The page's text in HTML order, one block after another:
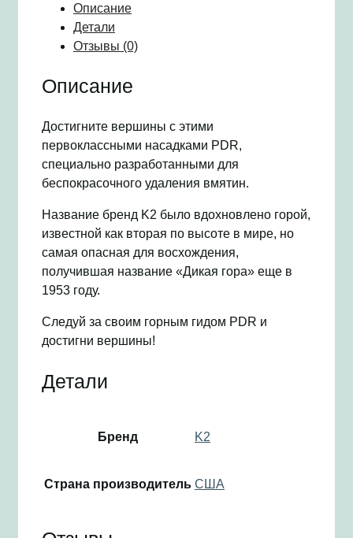
Описание
Детали
Отзывы (0)
Описание
Достигните вершины с этими
первоклассными насадками PDR,
специально разработанными для
беспокрасочного удаления вмятин.
Название бренд K2 было вдохновлено горой,
известной как вторая по высоте в мире, но
самая опасная для восхождения,
получившая название «Дикая гора» еще в
1953 году.
Следуй за своим горным гидом PDR и
достигни вершины!
Детали
Бренд K2
Страна производитель США